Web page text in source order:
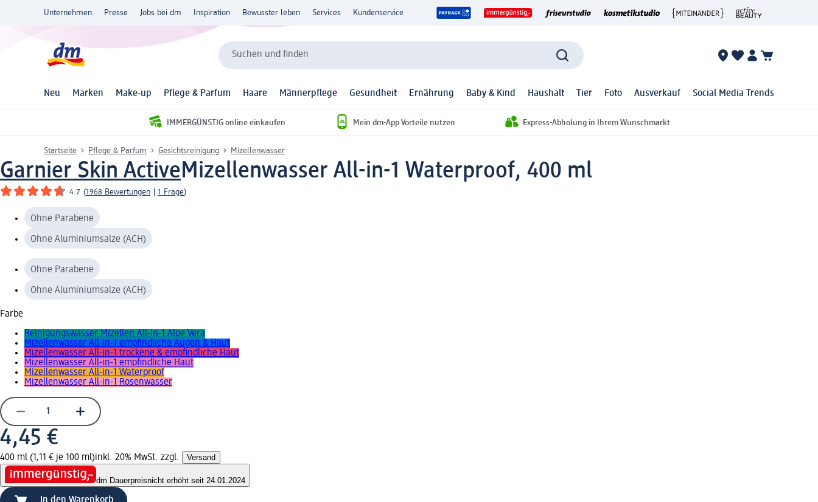
Unternehmen Presse Jobs bei dm Inspiration Bewusster leben Services Kundenservice
Suchen und finden
Neu Marken Make-up Pflege & Parfum Haare Männerpflege Gesundheit Ernährung Baby & Kind Haushalt Tier Foto Ausverkauf Social Media Trends
IMMERGÜNSTIG online einkaufen Mein dm-App Vorteile nutzen Express-Abholung in Ihrem Wunschmarkt
Startseite Pflege & Parfum Gesichtsreinigung Mizellenwasser
Garnier Skin ActiveMizellenwasser All-in-1 Waterproof, 400 ml
4.7 (1968 Bewertungen 1 Frage)
Ohne Parabene
Ohne Aluminiumsalze (ACH)
Ohne Parabene
Ohne Aluminiumsalze (ACH)
Farbe
Reinigungswasser Mizellen All-in-1 Aloe Vera
Mizellenwasser All-in-1 empfindliche Augen & Haut
Mizellenwasser All-in-1 trockene & empfindliche Haut
Mizellenwasser All-in-1 empfindliche Haut
Mizellenwasser All-in-1 Waterproof
Mizellenwasser All-in-1 Rosenwasser
4,45 €
400 ml (1,11 € je 100 ml)inkl. 20% MwSt. zzgl. Versand
dm Dauerpreisnicht erhöht seit 24.01.2024